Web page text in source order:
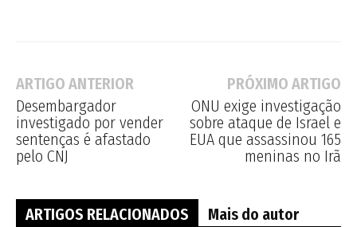
ARTIGO ANTERIOR
Desembargador
investigado por vender
sentenças é afastado
pelo CNJ
PRÓXIMO ARTIGO
ONU exige investigação
sobre ataque de Israel e
EUA que assassinou 165
meninas no Irã
ARTIGOS RELACIONADOS Mais do autor